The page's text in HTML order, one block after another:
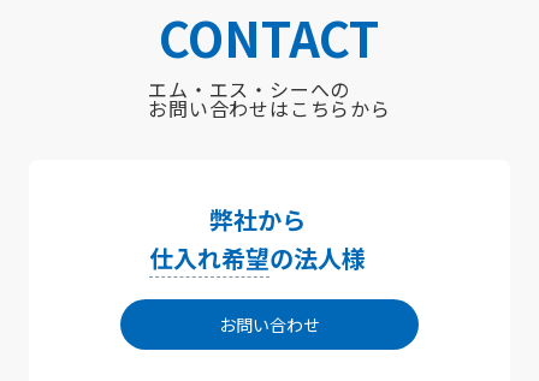
CONTACT
エム・エス・シーへの
お問い合わせはこちらから
弊社から
仕入れ希望の法人様
お問い合わせ